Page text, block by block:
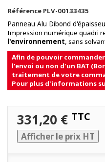
Référence PLV-00133435
Panneau Alu Dibond
Impression numérique quadri
l'environnement, sans
Afin de pouvoir
l'envoi ou non d'un BAT
traitement de votre
Pour plus d'informations
331,20 € TTC
Afficher le prix HT